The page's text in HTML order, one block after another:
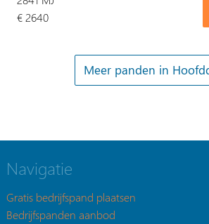
€ 2640
Meer panden in
Navigatie
Gratis bedrijfspand plaatsen
Bedrijfspanden aanbod